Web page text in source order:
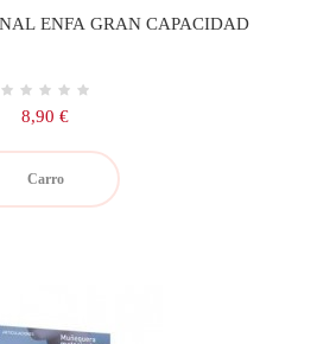
ENFA GRAN CAPACIDAD
Precio
8,90 €
Carro